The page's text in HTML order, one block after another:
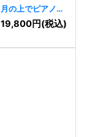
月の上でピアノを
弾くうさぎの夢か
わいいロゴ
19,800円(税込)